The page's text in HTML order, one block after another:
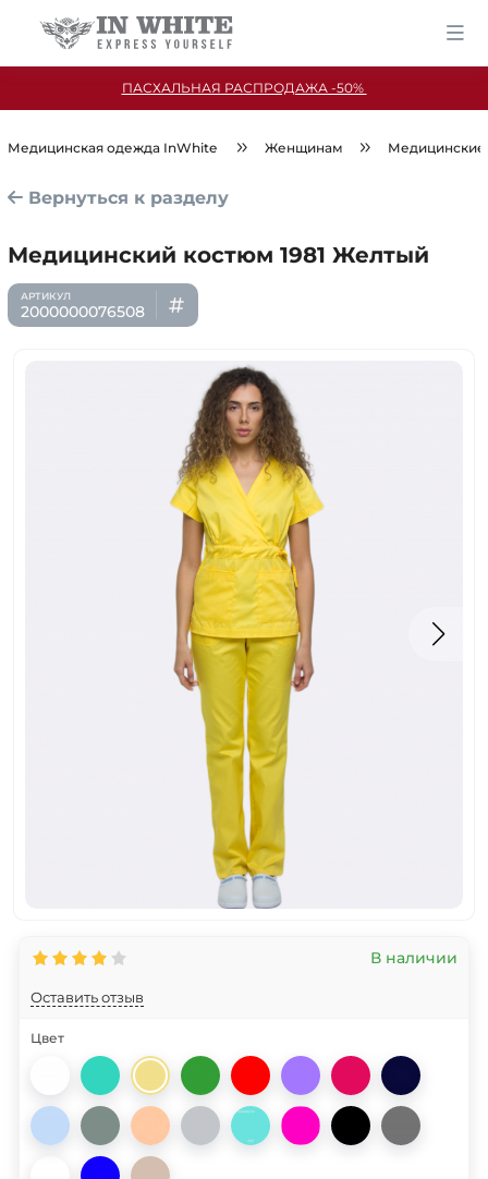
ПАСХАЛЬНАЯ РАСПРОДАЖА -50%
Медицинская одежда InWhite Женщинам
Вернуться к разделу
Медицинский костюм 1981 Желтый
2000000076508
Оставить отзыв
В наличии
Цвет